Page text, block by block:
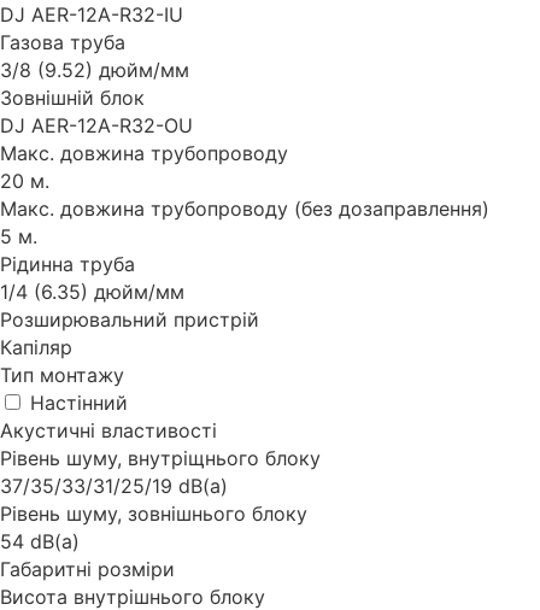
DJ AER-12A-R32-IU
Газова труба
3/8 (9.52) дюйм/мм
Зовнішній блок
DJ AER-12A-R32-OU
Макс. довжина трубопроводу
20 м.
Макс. довжина трубопроводу (без дозаправлення)
5 м.
Рідинна труба
1/4 (6.35) дюйм/мм
Розширювальний пристрій
Капіляр
Тип монтажу
Настінний
Акустичні властивості
Рівень шуму, внутріщнього блоку
37/35/33/31/25/19 dB(a)
Рівень шуму, зовнішнього блоку
54 dB(a)
Габаритні розміри
Висота внутрішнього блоку